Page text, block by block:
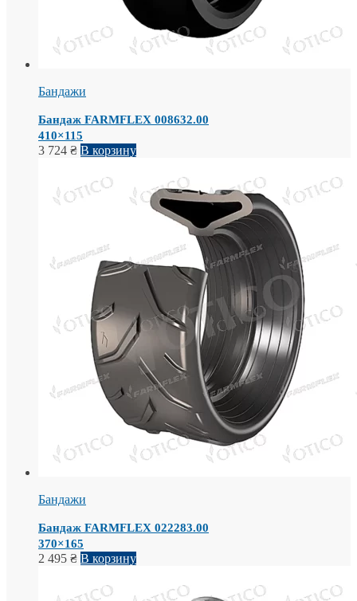
Бандажи
Бандаж FARMFLEX 008632.00
410×115
3 724 ₴ В корзину
Бандажи
Бандаж FARMFLEX 022283.00
370×165
2 495 ₴ В корзину